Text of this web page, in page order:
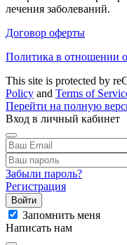
лечения заболеваний.
Договор оферты
Политика в отношении
This site is protected by
Policy and Terms of
Перейти на полную
Вход в личный кабинет
Забыли пароль?
Регистрация
Войти
Запомнить меня
Написать нам